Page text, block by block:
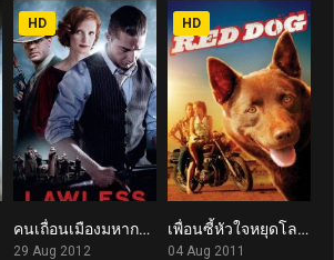
7.3
HD
คนเถื่อนเมืองมหากาฬ Lawless (2012)
29 Aug 2012
7.4
HD
เพื่อนซี้หัวใจหยุดโลก Red Dog (2011)
04 Aug 2011